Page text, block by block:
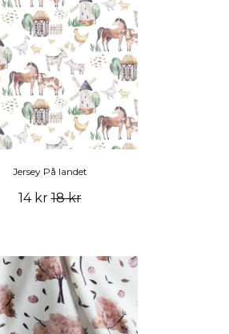
Jersey På landet
14 kr18 kr